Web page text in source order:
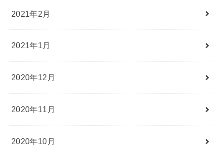
2021年2月
2021年1月
2020年12月
2020年11月
2020年10月